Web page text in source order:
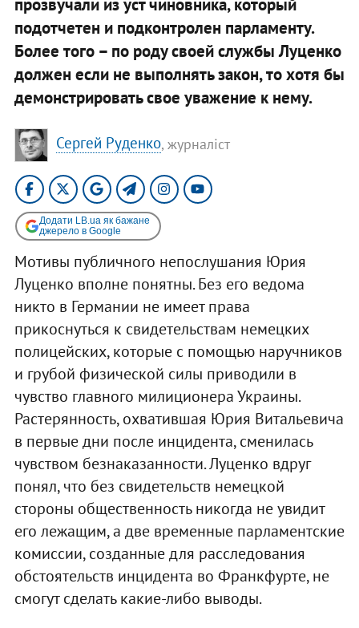
подотчетен и подконтролен парламенту.
Более того – по роду своей службы Луценко
должен если не выполнять закон, то хотя бы
демонстрировать свое уважение к нему.
Сергей Руденко, журналіст
Додати LB.ua як бажане
джерело в Google
Мотивы публичного непослушания Юрия
Луценко вполне понятны. Без его ведома
никто в Германии не имеет права
прикоснуться к свидетельствам немецких
полицейских, которые с помощью наручников
и грубой физической силы приводили в
чувство главного милиционера Украины.
Растерянность, охватившая Юрия Витальевича
в первые дни после инцидента, сменилась
чувством безнаказанности. Луценко вдруг
понял, что без свидетельств немецкой
стороны общественность никогда не увидит
его лежащим, а две временные парламентские
комиссии, созданные для расследования
обстоятельств инцидента во Франкфурте, не
смогут сделать какие-либо выводы.